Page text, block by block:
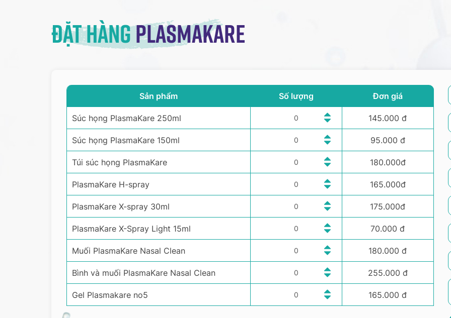
Đặt hàngPlasmakare
Sản phẩm
Súc họng PlasmaKare 250ml
Súc họng PlasmaKare 150ml
Túi súc họng PlasmaKare
PlasmaKare H-spray
PlasmaKare X-spray 30ml
PlasmaKare X-Spray Light 15ml
Muối PlasmaKare Nasal Clean
Bình và muối PlasmaKare Nasal Clean
Gel Plasmakare no5
Số lượng Đơn giá
145.000 đ
95.000 đ
180.000đ
165.000đ
175.000đ
70.000 đ
180.000 đ
255.000 đ
165.000 đ